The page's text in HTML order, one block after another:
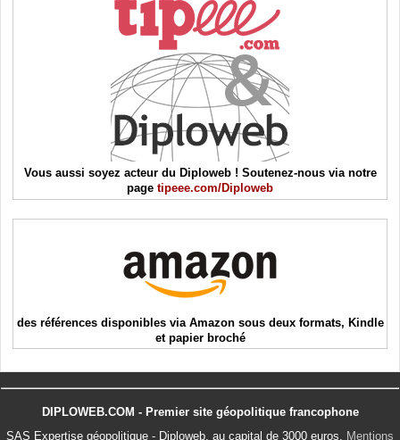
Vous aussi soyez acteur du Diploweb ! Soutenez-nous via notre
page tipeee.com/Diploweb
des références disponibles via Amazon sous deux formats, Kindle
et papier broché
DIPLOWEB.COM - Premier site géopolitique francophone
SAS Expertise géopolitique - Diploweb, au capital de 3000 euros. Mentions